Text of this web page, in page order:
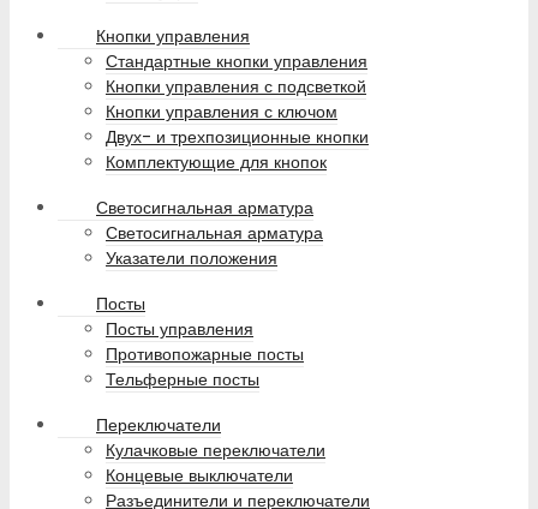
Кнопки управления
Стандартные кнопки управления
Кнопки управления с подсветкой
Кнопки управления с ключом
Двух- и трехпозиционные кнопки
Комплектующие для кнопок
Светосигнальная арматура
Светосигнальная арматура
Указатели положения
Посты
Посты управления
Противопожарные посты
Тельферные посты
Переключатели
Кулачковые переключатели
Концевые выключатели
Разъединители и переключатели